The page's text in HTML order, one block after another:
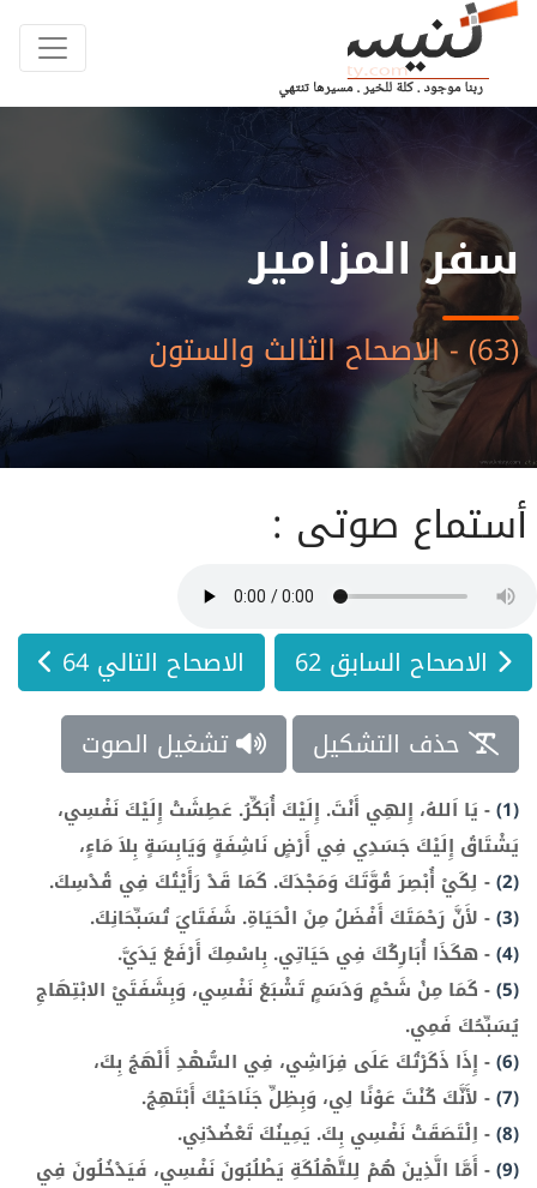
سفر المزامير
(63) - الاصحاح الثالث والستون
أستماع صوتى :
الاصحاح السابق 62
الاصحاح التالي 64
حذف التشكيل
تشغيل الصوت
(1)
- يَا اَللهُ، إِلهِي أَنْتَ. إِلَيْكَ أُبَكِّرُ. عَطِشَتْ إِلَيْكَ نَفْسِي،
يَشْتَاقُ إِلَيْكَ جَسَدِي فِي أَرْضٍ نَاشِفَةٍ وَيَابِسَةٍ بِلاَ مَاءٍ،
(2)
- لِكَيْ أُبْصِرَ قُوَّتَكَ وَمَجْدَكَ. كَمَا قَدْ رَأَيْتُكَ فِي قُدْسِكَ.
(3)
- لأَنَّ رَحْمَتَكَ أَفْضَلُ مِنَ الْحَيَاةِ. شَفَتَايَ تُسَبِّحَانِكَ.
(4)
-هكَذَا أُبَارِكُكَ فِي حَيَاتِي. بِاسْمِكَ أَرْفَعُ يَدَيَّ.
(5)
- كَمَا مِنْ شَحْمٍ وَدَسَمٍ تَشْبَعُ نَفْسِي، وَبِشَفَتَيْ الابْتِهَاجِ
يُسَبِّحُكَ فَمِي.
(6)
- إِذَا ذَكَرْتُكَ عَلَى فِرَاشِي، فِي السُّهْدِ أَلْهَجُ بِكَ،
(7)
- لأَنَّكَ كُنْتَ عَوْنًا لِي، وَبِظِلِّ جَنَاحَيْكَ أَبْتَهِجُ.
(8)
- اِلْتَصَقَتْ نَفْسِي بِكَ. يَمِينُكَ تَعْضُدُنِي.
(9)
- أَمَّا الَّذِينَ هُمْ لِلتَّهْلُكَةِ يَطْلُبُونَ نَفْسِي، فَيَدْخُلُونَ فِي